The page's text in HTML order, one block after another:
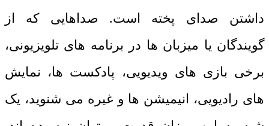
داشتن صدای پخته است. صداهایی که از
گویندگان یا میزبان ها در برنامه های تلویزیونی،
برخی بازی های ویدیویی، پادکست ها، نمایش
های رادیویی، انیمیشن ها و غیره می شنوید، یک